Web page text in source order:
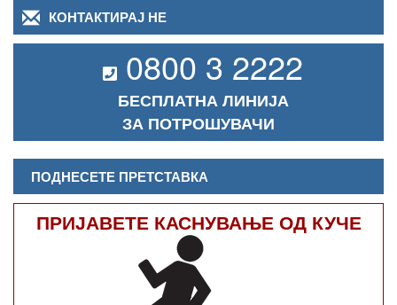
КОНТАКТИРАЈ НЕ
0800 3 2222
БЕСПЛАТНА ЛИНИЈА
ЗА ПОТРОШУВАЧИ
ПОДНЕСЕТЕ ПРЕТСТАВКА
ПРИЈАВЕТЕ КАСНУВАЊЕ ОД КУЧЕ